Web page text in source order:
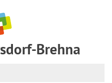
Brehna